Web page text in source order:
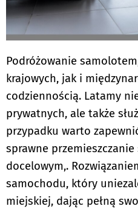
Podróżowanie
krajowych, jak i
codziennością. Latamy
prywatnych, ale także
przypadku warto
sprawne
docelowym,.
samochodu, który
miejskiej, dając pełną